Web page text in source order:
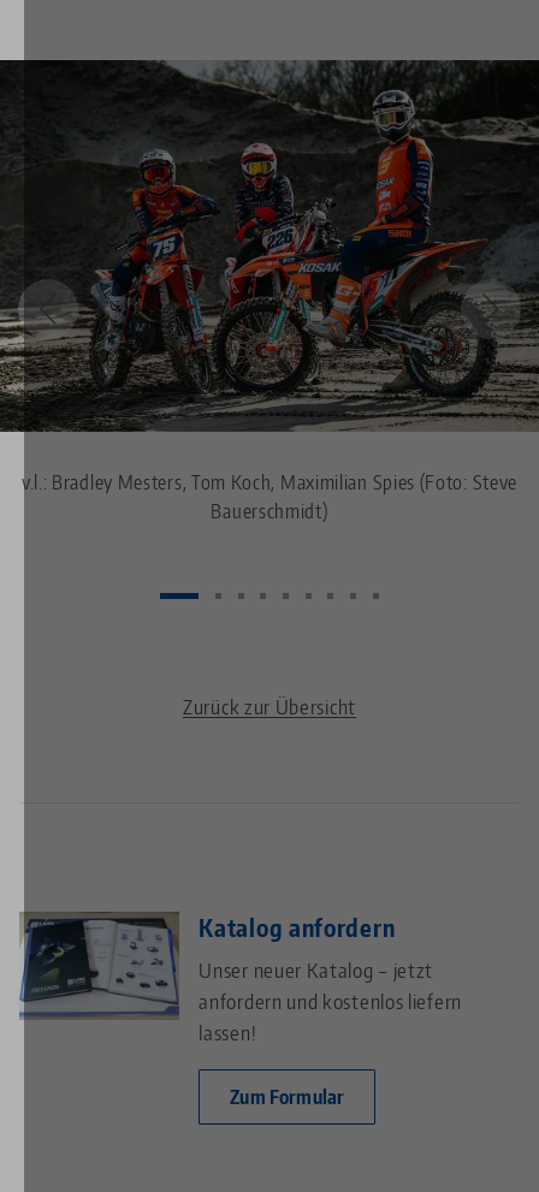
v.l.: Bradley Mesters, Tom Koch, Maximilian Spies (Foto: Steve
Bauerschmidt)
Zurück zur Übersicht
Katalog anfordern
Unser neuer Katalog – jetzt
anfordern und kostenlos liefern
lassen!
Zum Formular